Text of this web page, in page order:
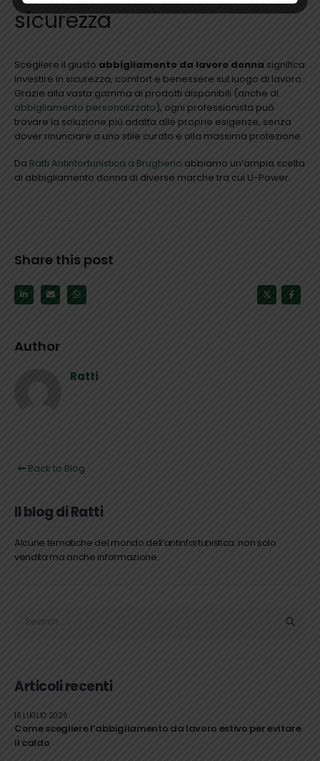
sicurezza
Scegliere il giusto abbigliamento da lavoro donna significa
investire in sicurezza, comfort e benessere sul luogo di lavoro.
Grazie alla vasta gamma di prodotti disponibili (anche di
abbigliamento personalizzato), ogni professionista può
trovare la soluzione più adatta alle proprie esigenze, senza
dover rinunciare a uno stile curato e alla massima protezione.
Da Ratti Antinfortunistica a Brugherio abbiamo un’ampia scelta
di abbigliamento donna di diverse marche tra cui U-Power.
Share this post
Author
Ratti
Back to Blog
Il blog di Ratti
Alcune tematiche del mondo dell’antinfortunistica: non solo
vendita ma anche informazione.
Articoli recenti
Come scegliere l’abbigliamento da lavoro estivo per evitare
il caldo
16 LUGLIO 2026